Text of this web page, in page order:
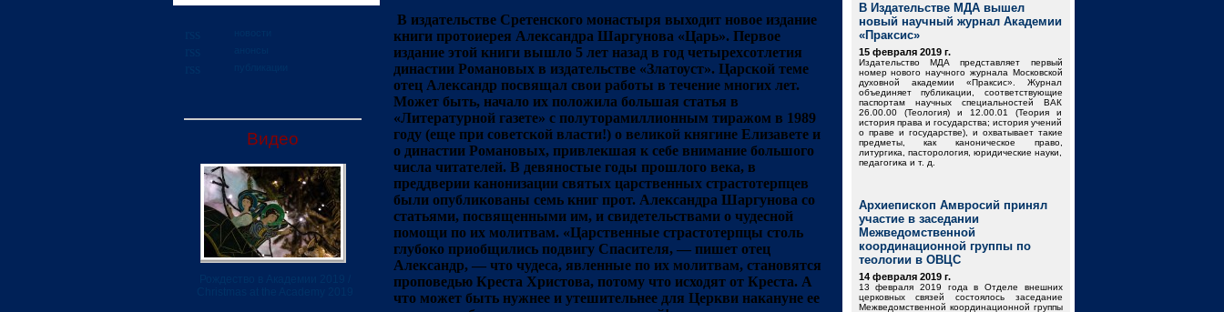
Видео
В издательстве Сретенского монастыря выходит новое издание
книги протоиерея Александра Шаргунова «Царь». Первое
издание этой книги вышло 5 лет назад в год четырехсотлетия
династии Романовых в издательстве «Златоуст». Царской теме
отец Александр посвящал свои работы в течение многих лет.
Может быть, начало их положила большая статья в
«Литературной газете» с полуторамиллионным тиражом в 1989
году (еще при советской власти!) о великой княгине Елизавете и
о династии Романовых, привлекшая к себе внимание большого
числа читателей. В девяностые годы прошлого века, в
преддверии канонизации святых царственных страстотерпцев
были опубликованы семь книг прот. Александра Шаргунова со
статьями, посвященными им, и свидетельствами о чудесной
помощи по их молитвам. «Царственные страстотерпцы столь
глубоко приобщились подвигу Спасителя, — пишет отец
Александр, — что чудеса, явленные по их молитвам, становятся
проповедью Креста Христова, потому что исходят от Креста. А
что может быть нужнее и утешительнее для Церкви накануне ее
В Издательстве МДА вышел
новый научный журнал Академии
«Праксис»
15 февраля 2019 г.
Издательство МДА представляет первый
номер нового научного журнала Московской
духовной академии «Праксис». Журнал
объединяет публикации, соответствующие
паспортам научных специальностей ВАК
26.00.00 (Теология) и 12.00.01 (Теория и
история права и государства; история учений
о праве и государстве), и охватывает такие
предметы, как каноническое право,
литургика, пасторология, юридические науки,
педагогика и т. д.
Архиепископ Амвросий принял
участие в заседании
Межведомственной
координационной группы по
теологии в ОВЦС
14 февраля 2019 г.
13 февраля 2019 года в Отделе внешних
церковных связей состоялось заседание
Межведомственной координационной группы